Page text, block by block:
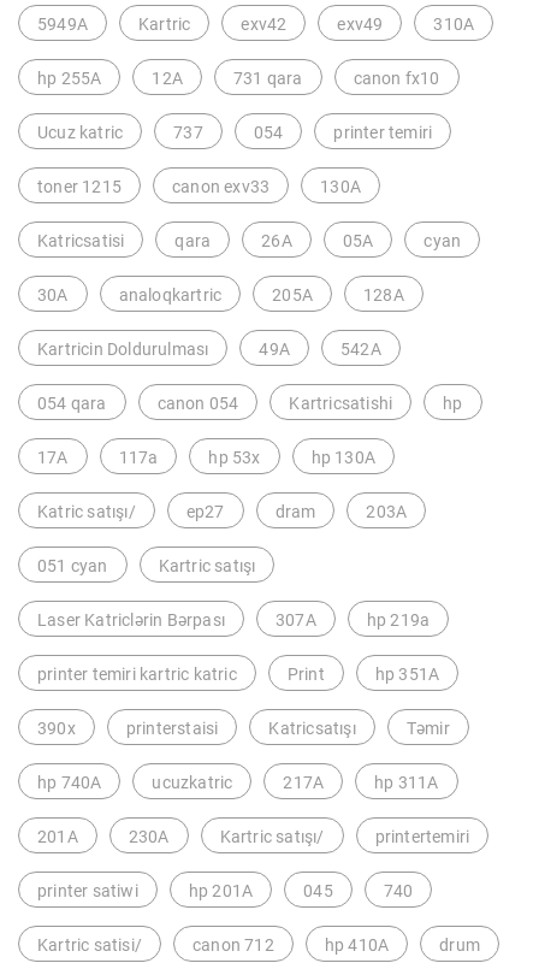
5949A Kartric exv42 exv49 310A
hp 255A 12A 731 qara canon fx10
Ucuz katric 737 054 printer temiri
toner 1215 canon exv33 130A
Katricsatisi qara 26A 05A cyan
30A analoqkartric 205A 128A
Kartricin Doldurulması 49A 542A
054 qara canon 054 Kartricsatishi hp
17A 117a hp 53x hp 130A
Katric satışı/ ep27 dram 203A
051 cyan Kartric satışı
Laser Katriclərin Bərpası 307A hp 219a
printer temiri kartric katric Print hp 351A
390x printerstaisi Katricsatışı Təmir
hp 740A ucuzkatric 217A hp 311A
201A 230A Kartric satışı/ printertemiri
printer satiwi hp 201A 045 740
Kartric satisi/ canon 712 hp 410A drum